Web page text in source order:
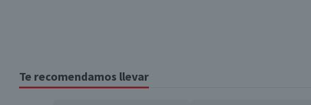
Te recomendamos llevar